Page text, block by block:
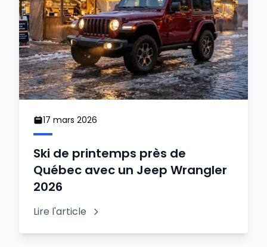
17 mars 2026
Ski de printemps près de
Québec avec un Jeep Wrangler
2026
Lire l'article